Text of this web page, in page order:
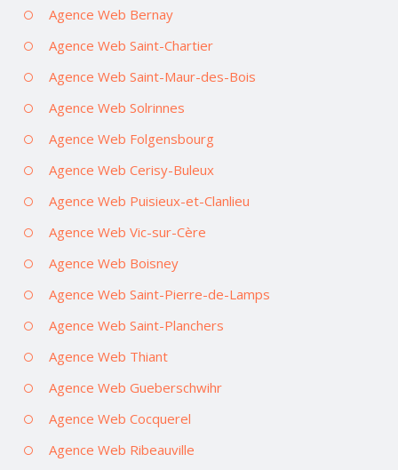
Agence Web Bernay
Agence Web Saint-Chartier
Agence Web Saint-Maur-des-Bois
Agence Web Solrinnes
Agence Web Folgensbourg
Agence Web Cerisy-Buleux
Agence Web Puisieux-et-Clanlieu
Agence Web Vic-sur-Cère
Agence Web Boisney
Agence Web Saint-Pierre-de-Lamps
Agence Web Saint-Planchers
Agence Web Thiant
Agence Web Gueberschwihr
Agence Web Cocquerel
Agence Web Ribeauville